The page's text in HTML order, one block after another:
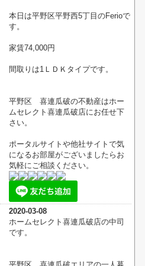
本日は平野区平野西5丁目のFerioで
す。
家賃74,000円
間取りは1ＬＤＫタイプです。
平野区 喜連瓜破の不動産はホー
ムセレクト喜連瓜破店にお任せ下
さい。
ポータルサイトや他社サイトで気
になるお部屋がございましたらお
気軽にご相談ください。
2020-03-08
ホームセレクト喜連瓜破店の中司
です。